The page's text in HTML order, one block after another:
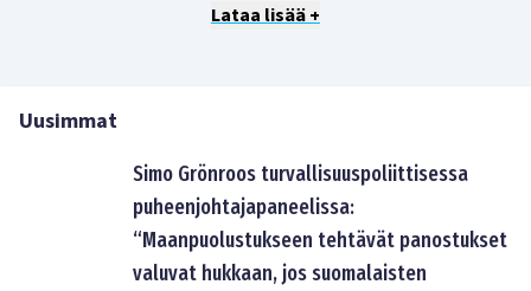
Lataa lisää +
Uusimmat
Simo Grönroos turvallisuuspoliittisessa
puheenjohtajapaneelissa:
“Maanpuolustukseen tehtävät panostukset
valuvat hukkaan, jos suomalaisten